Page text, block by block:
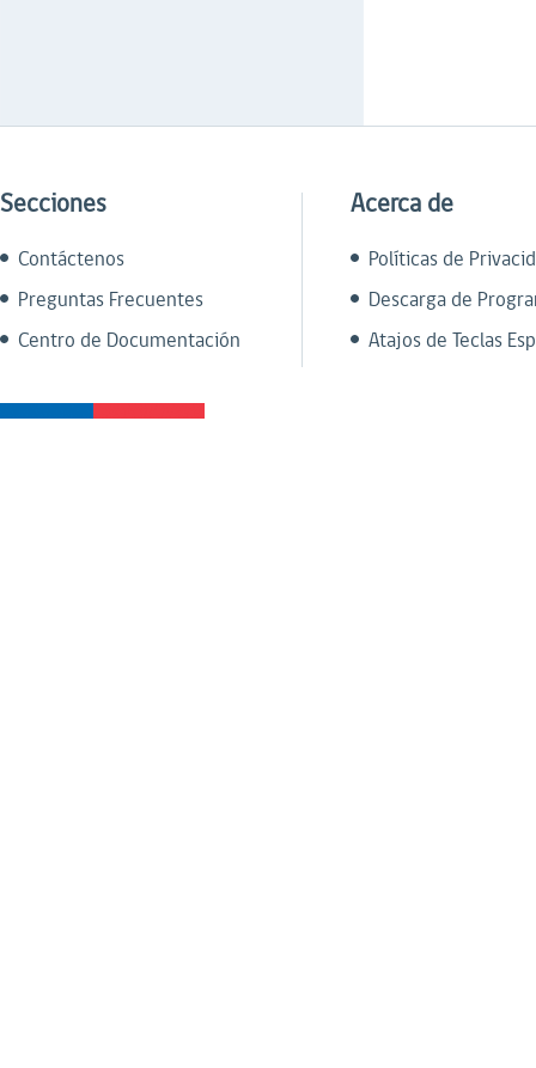
Secciones
Contáctenos
Preguntas Frecuentes
Centro de Documentación
Acerca de
Políticas de
Descarga de
Atajos de Teclas